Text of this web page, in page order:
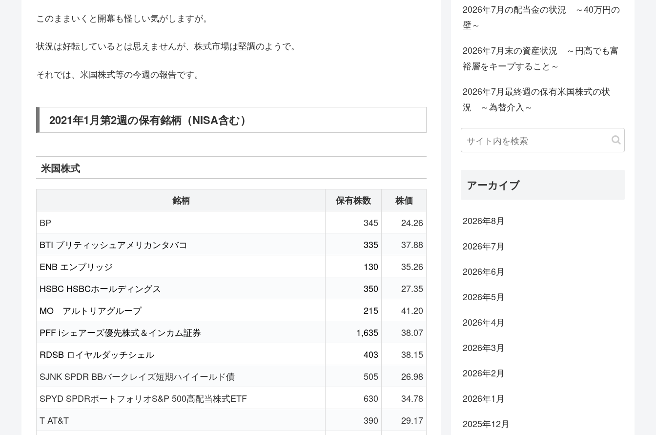
このままいくと開幕も怪しい気がしますが。
状況は好転しているとは思えませんが、株式市場は堅調のようで。
それでは、米国株式等の今週の報告です。
2021年1月第2週の保有銘柄（NISA含む）
米国株式
銘柄 保有株数
株価
BP
345
24.26
BTI ブリティッシュアメリカンタバコ
335
37.88
ENB エンブリッジ
130
35.26
HSBC HSBCホールディングス
350
27.35
MO アルトリアグループ
215
41.20
PFF iシェアーズ優先株式＆インカム証券
1,635
38.07
RDSB ロイヤルダッチシェル
403
38.15
SJNK SPDR BBバークレイズ短期ハイイールド債
505
26.98
SPYD SPDRポートフォリオS&P 500高配当株式ETF
630
34.78
T AT&T
390
29.17
2026年7月の配当金の状況 ～40万円の
壁～
2026年7月末の資産状況 ～円高でも富
裕層をキープすること～
2026年7月最終週の保有米国株式の状
況 ～為替介入～
アーカイブ
2026年8月
2026年7月
2026年6月
2026年5月
2026年4月
2026年3月
2026年2月
2026年1月
2025年12月